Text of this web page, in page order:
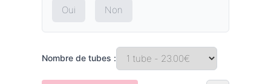
Oui Non
Nombre de tubes :